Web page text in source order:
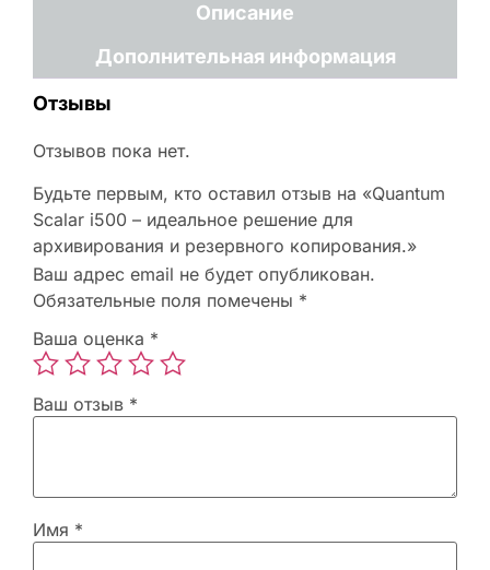
Описание
Дополнительная информация
Отзывы
Отзывов пока нет.
Будьте первым, кто оставил отзыв на «Quantum
Scalar i500 – идеальное решение для
архивирования и резервного копирования.»
Ваш адрес email не будет опубликован.
Обязательные поля помечены *
Ваша оценка *
Ваш отзыв *
Имя *